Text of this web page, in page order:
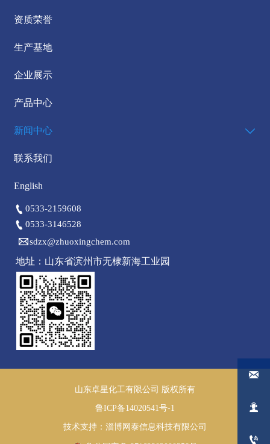
资质荣誉
生产基地
企业展示
产品中心
新闻中心 
联系我们
English
 0533-2159608
0533-3146528
sdzx@zhuoxingchem.com
地址：山东省滨州市无棣新海工业园
山东卓星化工有限公司 版权所有
鲁ICP备14020541号-1
技术支持：淄博网泰信息科技有限公司


